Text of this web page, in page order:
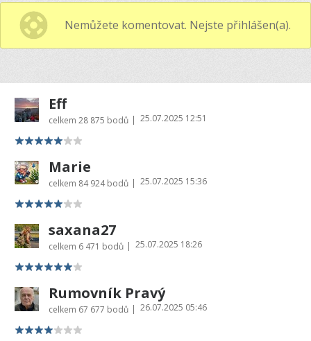
Nemůžete komentovat. Nejste přihlášen(a).
Eff
celkem 28 875 bodů | 25.07.2025 12:51
Marie
celkem 84 924 bodů | 25.07.2025 15:36
saxana27
celkem 6 471 bodů | 25.07.2025 18:26
Rumovník Pravý
celkem 67 677 bodů | 26.07.2025 05:46